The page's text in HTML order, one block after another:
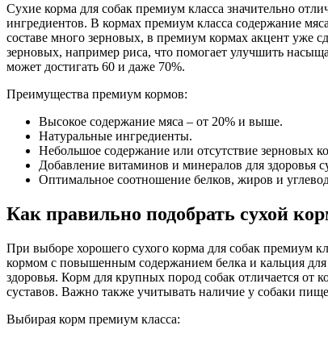
Сухие корма для собак премиум класса значительно
ингредиентов. В кормах премиум класса содержание
составе много зерновых, в премиум кормах акцент уже
зерновых, например риса, что помогает улучшить
может достигать 60 и даже 70%.
Преимущества премиум кормов:
Высокое содержание мяса – от 20% и выше.
Натуральные ингредиенты.
Небольшое содержание или отсутствие зерновых
Добавление витаминов и минералов для здоровья
Оптимальное соотношение белков, жиров и
Как правильно подобрать сухой
При выборе хорошего сухого корма для собак премиум
кормом с повышенным содержанием белка и кальция для
здоровья. Корм для крупных пород собак отличается от
суставов. Важно также учитывать наличие у собаки
Выбирая корм премиум класса: